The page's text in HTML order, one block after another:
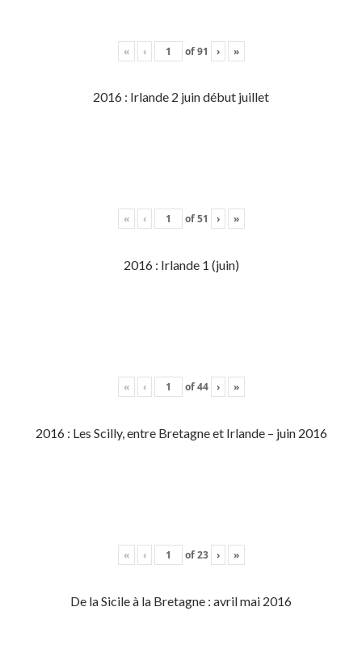
« ‹ of91 › »
2016 : Irlande 2 juin début juillet
« ‹ of51 › »
2016 : Irlande 1 (juin)
« ‹ of44 › »
2016 : Les Scilly, entre Bretagne et Irlande – juin 2016
« ‹ of23 › »
De la Sicile à la Bretagne : avril mai 2016